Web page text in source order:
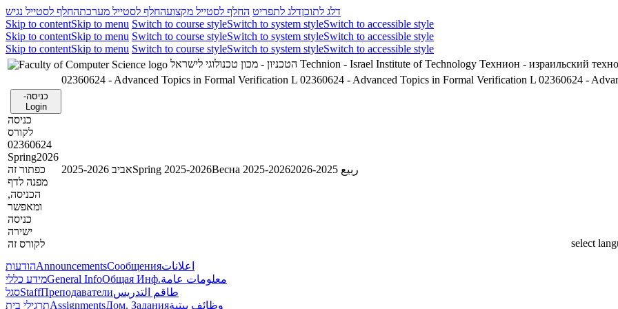
דלג לתוכןדלג לתפריט החלף לסטייל מקצועהחלף לסטייל מערכתהחלף לסטייל נגיש
Skip to contentSkip to menu Switch to course styleSwitch to system styleSwitch to accessible style
Skip to contentSkip to menu Switch to course styleSwitch to system styleSwitch to accessible style
Skip to contentSkip to menu Switch to course styleSwitch to system styleSwitch to accessible style
Technion - Israel Institute of Technology Технион - израильский
02360624 - Advanced Topics in Formal Verification L 02360624 - Advanced Topics in Formal Verification L 02360624 -
כניסה-
Login
כניסה
לקורס
02360624
Spring2026
כפתור זה
מפנה לדף
הכניסה,
ומאפשר
כניסה
ישירה
לקורס זה
אביב 2025-2026Spring 2025-2026Весна 2025-2026 ربيع 2025-2026
select
הודעותAnnouncementsСообщенияاعلانات
מידע כלליGeneral InfoОбщая Инф.معلومات عامة
סגלStaffПреподавателиطاقم التدريس
תרגילי ביתAssignmentsДом. Заданияوظائف بيتية